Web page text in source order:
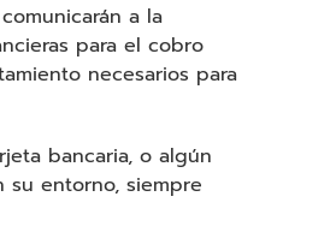
a la
para el cobro
necesarios para
bancaria, o algún
su entorno, siempre